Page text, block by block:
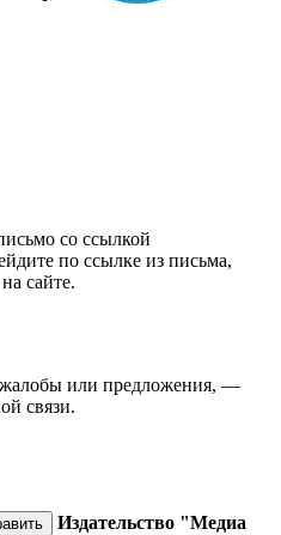
со ссылкой
по ссылке из письма,
сайте.
или предложения, —
связи.
Издательство "Медиа